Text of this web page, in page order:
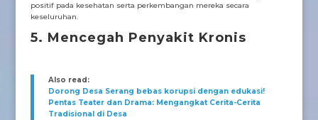
positif pada kesehatan serta perkembangan mereka secara
keseluruhan.
5. Mencegah Penyakit Kronis
Also read:
Dorong Desa Serang bebas korupsi dengan edukasi!
Pentas Teater dan Drama: Mengangkat Cerita-Cerita
Tradisional di Desa